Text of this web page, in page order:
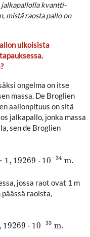
jalkapallolla kvantti-
mistä raosta pallo on
ulkoisista
ongelma on itse
massa. De Broglien
aallonpituus on sitä
jalkapallo, jonka massa
sen de Broglien
1, 19269 ⋅ 10−34 m.
400kg⋅50000/3600
jossa raot ovat 1 m
raoista,
, 19269 ⋅ 10−33 m.
1 ,19269 ⋅ 10−33 m.